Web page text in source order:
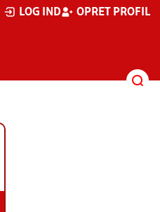
LOG IND OPRET PROFIL